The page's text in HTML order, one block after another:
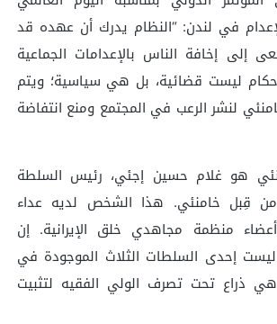
في لندن: “النظام يدرك أن عهده قد
إلى إخافة الناس بالإعدامات الجماعية
ليست قضائية، بل هي سياسية؛ ويتم
لنشر الرعب في المجتمع ومنع انتفاضة
هو غلام حسين إجئي، رئيس السلطة
من قِبل خامنئي. هذا الشخص لديه عداء
منظمة مجاهدي خلق الإيرانية. إن
إحدى السلطات الثلاث الموجودة في
هي ذراع تحت تصرف الولي الفقيه لتثبيت